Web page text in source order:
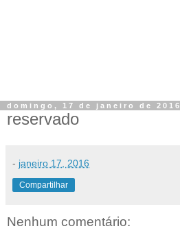
domingo, 17 de janeiro de 2016
reservado
- janeiro 17, 2016
Compartilhar
Nenhum comentário: